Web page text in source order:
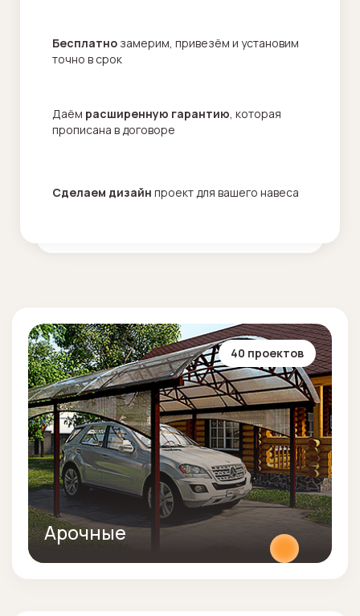
Бесплатно замерим, привезём и установим
точно в срок
Даём расширенную гарантию, которая
прописана в договоре
Сделаем дизайн проект для вашего навеса
40 проектов
Арочные